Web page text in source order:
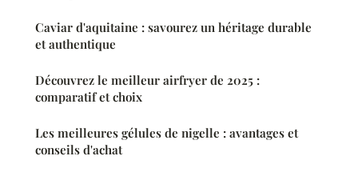
Caviar d'aquitaine : savourez un héritage durable
et authentique
Découvrez le meilleur airfryer de 2025 :
comparatif et choix
Les meilleures gélules de nigelle : avantages et
conseils d'achat